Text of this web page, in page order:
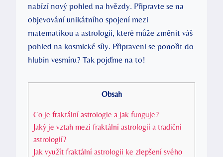
nabízí nový pohled na hvězdy. Připravte se na‌
objevování ​unikátního spojení mezi
matematikou ‍a astrologií, které může změnit váš
pohled na kosmické síly. Připraveni se ponořit do
hlubin vesmíru? Tak pojďme na to!
Obsah
Co je fraktální astrologie a jak funguje?
Jaký je vztah‍ mezi fraktální astrologií a tradiční
astrologií?
Jak ​využít fraktální astrologii‌ ke ⁢zlepšení svého